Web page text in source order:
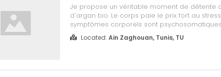
Je propose un véritable moment de détente
d'argan bio. Le corps paie le prix fort au
symptômes corporels sont
une "souffrance" physique et émotionnelle.
bien" s'inscrit dans une démarche de "mieux-
Located: Ain Zaghouan, Tunis, TU